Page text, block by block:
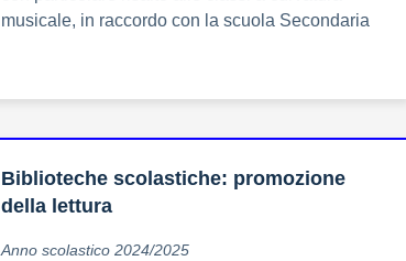
musicale, in raccordo con la scuola Secondaria
Biblioteche scolastiche: promozione
della lettura
Anno scolastico 2024/2025